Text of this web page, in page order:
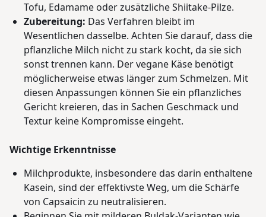
Tofu, Edamame oder zusätzliche Shiitake-Pilze.
Zubereitung: Das Verfahren bleibt im
Wesentlichen dasselbe. Achten Sie darauf, dass die
pflanzliche Milch nicht zu stark kocht, da sie sich
sonst trennen kann. Der vegane Käse benötigt
möglicherweise etwas länger zum Schmelzen. Mit
diesen Anpassungen können Sie ein pflanzliches
Gericht kreieren, das in Sachen Geschmack und
Textur keine Kompromisse eingeht.
Wichtige Erkenntnisse
Milchprodukte, insbesondere das darin enthaltene
Kasein, sind der effektivste Weg, um die Schärfe
von Capsaicin zu neutralisieren.